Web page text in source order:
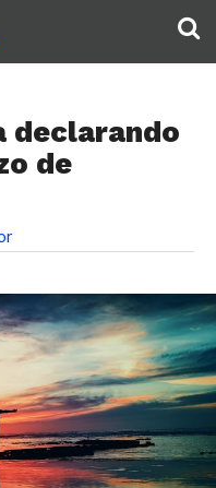
declarando
de